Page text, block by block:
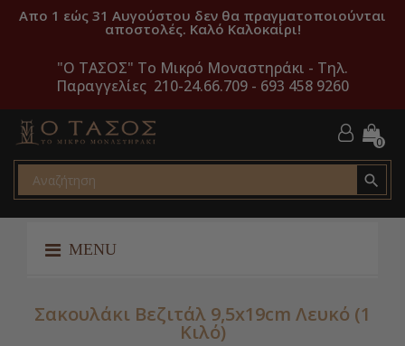
Απο 1 εώς 31 Αυγούστου δεν θα πραγματοποιούνται
αποστολές. Καλό Καλοκαίρι!
"O ΤΑΣΟΣ" Το Μικρό Μοναστηράκι - Τηλ.
Παραγγελίες 210-24.66.709 - 693 458 9260
0

MENU
Σακουλάκι Βεζιτάλ 9,5x19cm Λευκό (1
Κιλό)